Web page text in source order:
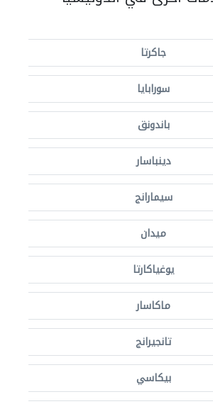
جاكرتا
سورابايا
باندونق
دينباسار
سيمارانج
ميدان
يوغياكارتا
ماكاسار
تانجيرانج
بيكاسي